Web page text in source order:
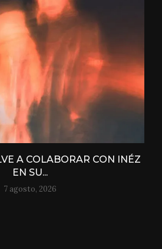
A COLABORAR CON INÉZ
EN SU...
7 agosto, 2026